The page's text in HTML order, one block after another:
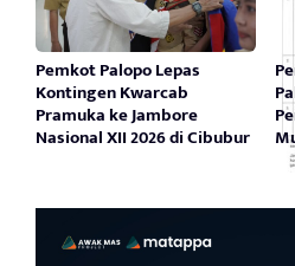
Pemkot Palopo Lepas
Kontingen Kwarcab
Pramuka ke Jambore
Nasional XII 2026 di Cibubur